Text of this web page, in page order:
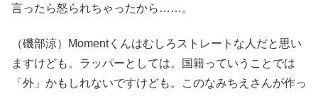
言ったら怒られちゃったから……。
（磯部涼）Momentくんはむしろストレートな人だと思い
ますけども。ラッパーとしては。国籍っていうことでは
「外」かもしれないですけども。このなみちえさんが作っ